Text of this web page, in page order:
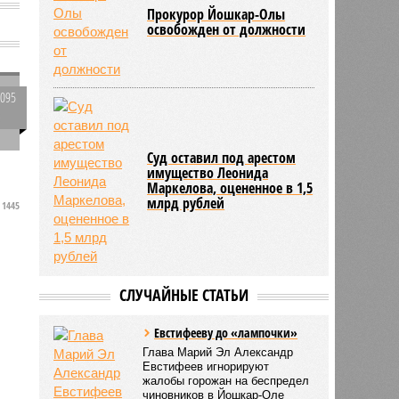
1445
Прокурор Йошкар-Олы
освобожден от должности
Суд оставил под арестом
имущество Леонида
Маркелова, оцененное в 1,5
млрд рублей
СЛУЧАЙНЫЕ СТАТЬИ
Евстифееву до «лампочки»
Глава Марий Эл Александр
Евстифеев игнорируют
жалобы горожан на беспредел
чиновников в Йошкар-Оле